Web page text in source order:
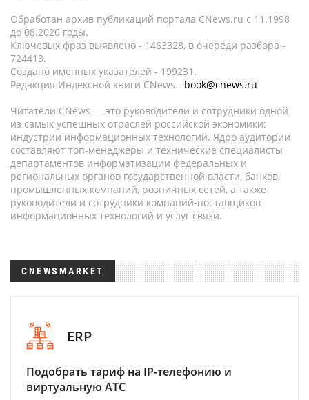
Обработан архив публикаций портала CNews.ru c 11.1998
до 08.2026 годы.
Ключевых фраз выявлено - 1463328, в очереди разбора -
724413.
Создано именных указателей - 199231.
Редакция Индексной книги CNews - book@cnews.ru
Читатели CNews — это руководители и сотрудники одной
из самых успешных отраслей российской экономики:
индустрии информационных технологий. Ядро аудитории
составляют топ-менеджеры и технические специалисты
департаментов информатизации федеральных и
региональных органов государственной власти, банков,
промышленных компаний, розничных сетей, а также
руководители и сотрудники компаний-поставщиков
информационных технологий и услуг связи.
CNEWSMARKET
ERP
Подобрать тариф на IP-телефонию и
виртуальную АТС